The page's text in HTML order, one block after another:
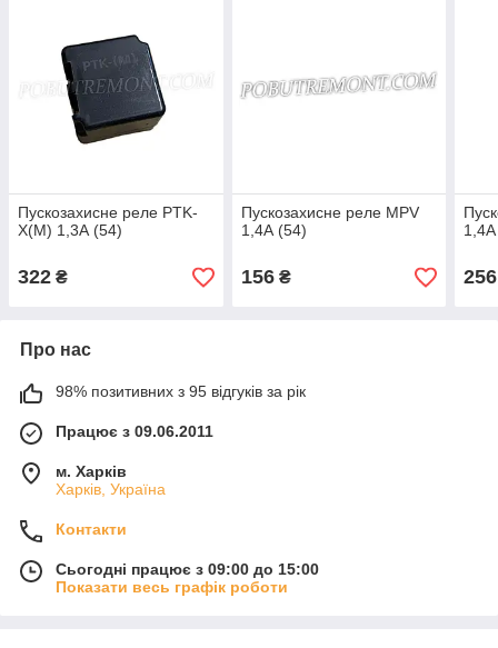
Пускозахисне реле PTK-
X(М) 1,3А (54)
322 ₴
Пускозахисне реле MPV
1,4А (54)
156₴
1,4А
256
Про нас
98% позитивних з 95 відгуків за рік
Працює з 09.06.2011
м. Харків
Харків, Україна
Контакти
Сьогодні працює з 09:00 до 15:00
Показати весь графік роботи